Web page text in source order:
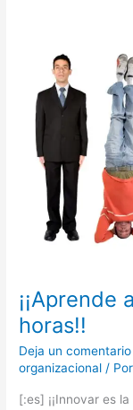
¡¡Aprende
horas!!
Deja un comentario
organizacional /
[:es] ¡¡Innovar es
Innovar
solo